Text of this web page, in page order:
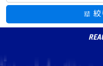
絞